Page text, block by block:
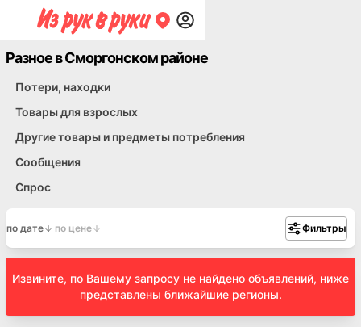
Разное в Сморгонском районе
Потери, находки
Товары для взрослых
Другие товары и предметы потребления
Сообщения
Спрос
по дате по цене Фильтры
Извините, по Вашему запросу не найдено объявлений, ниже
представлены ближайшие регионы.